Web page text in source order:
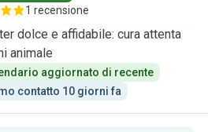
1 recensione
dolce e affidabile: cura attenta
animale
aggiornato di recente
contatto 10 giorni fa